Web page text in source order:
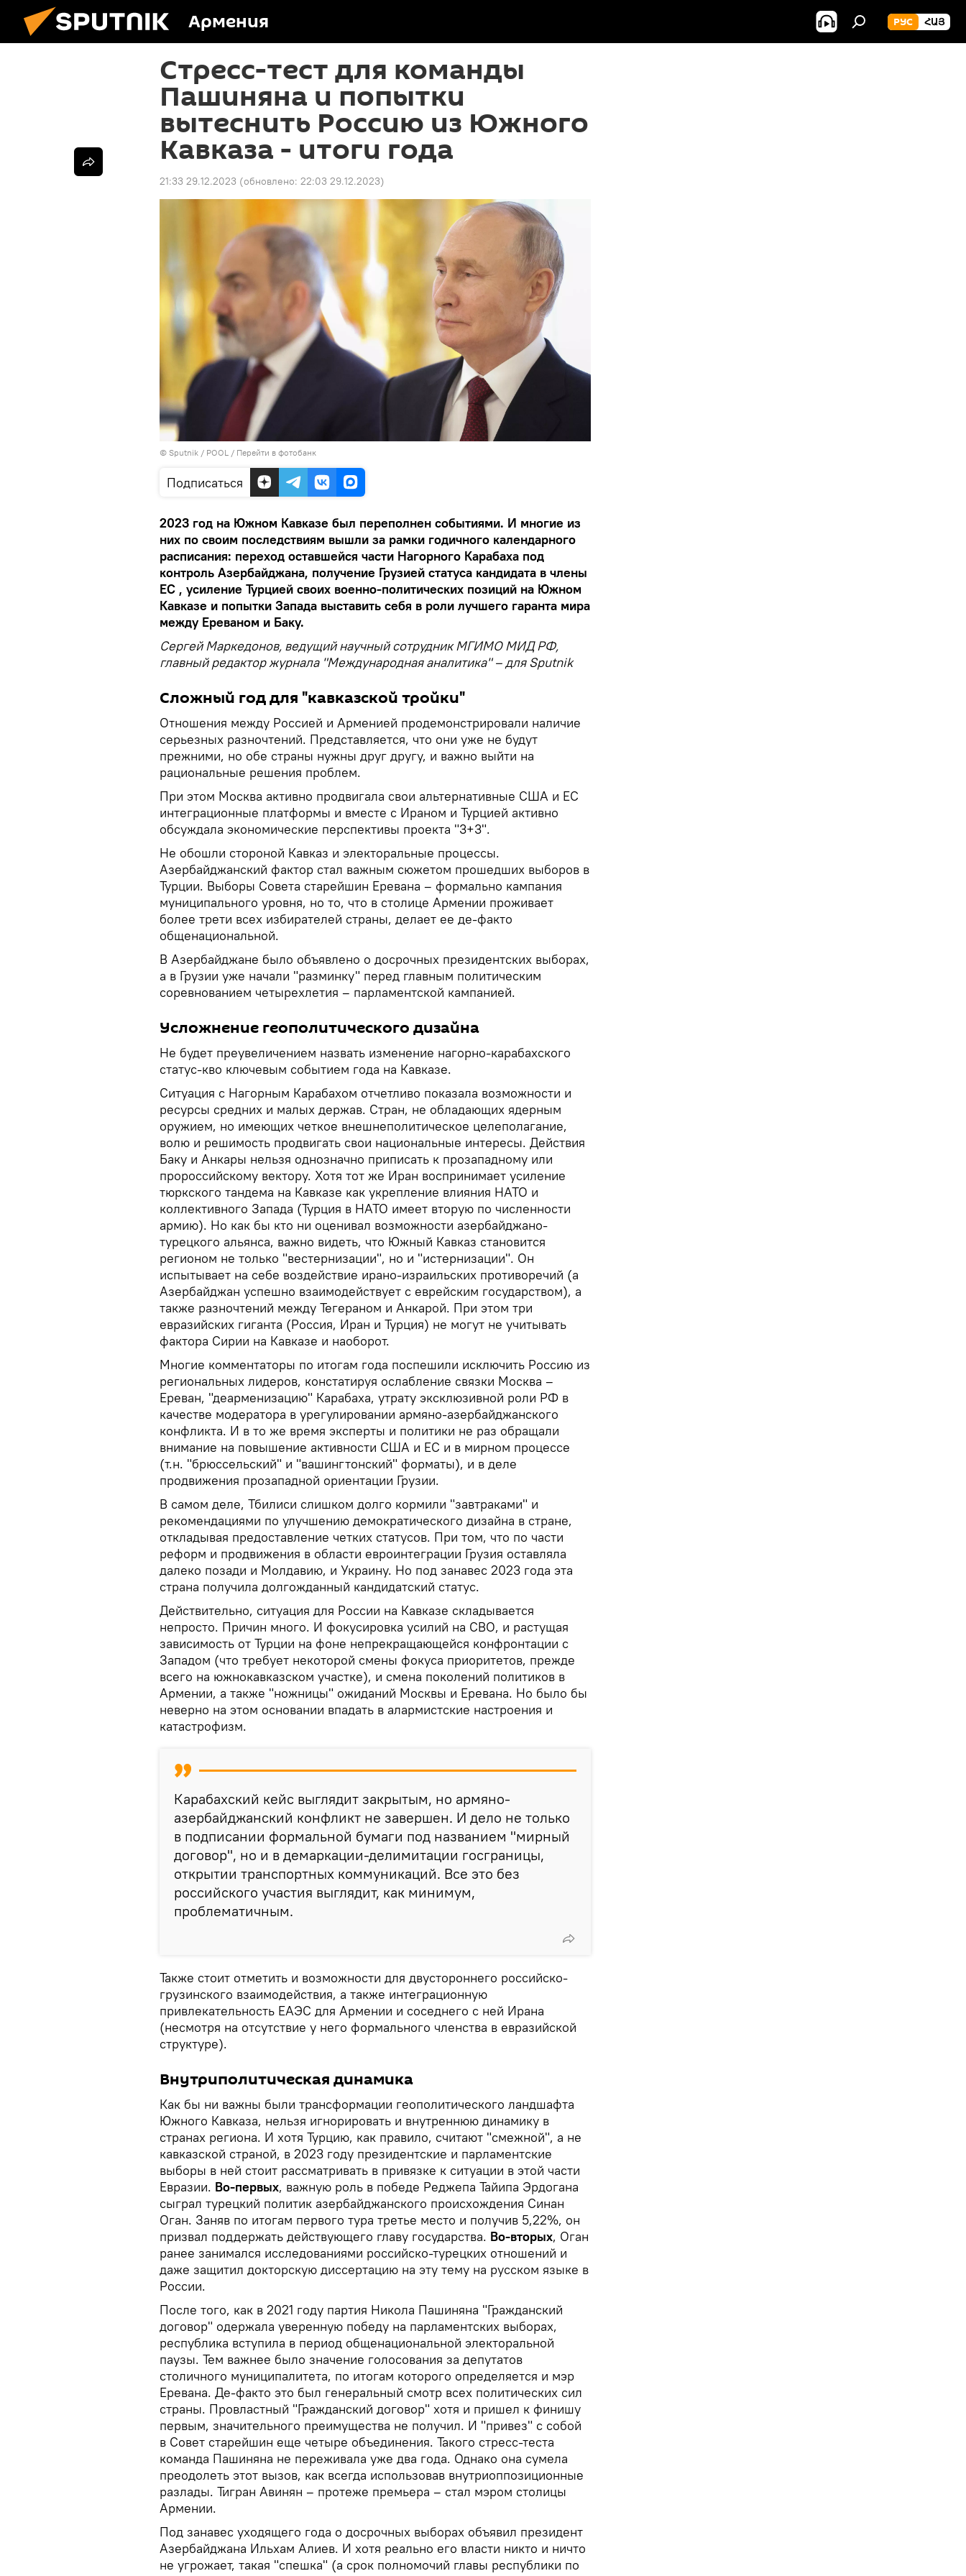
Армения РУС ՀԱՅ
Стресс-тест для команды
Пашиняна и попытки
вытеснить Россию из Южного
Кавказа - итоги года
21:33 29.12.2023 (обновлено: 22:03 29.12.2023)
© Sputnik / POOL / Перейти в фотобанк
Подписаться
2023 год на Южном Кавказе был переполнен событиями. И многие из
них по своим последствиям вышли за рамки годичного календарного
расписания: переход оставшейся части Нагорного Карабаха под
контроль Азербайджана, получение Грузией статуса кандидата в члены
ЕС , усиление Турцией своих военно-политических позиций на Южном
Кавказе и попытки Запада выставить себя в роли лучшего гаранта мира
между Ереваном и Баку.
Сергей Маркедонов, ведущий научный сотрудник МГИМО МИД РФ,
главный редактор журнала "Международная аналитика" – для Sputnik
Сложный год для "кавказской тройки"
Отношения между Россией и Арменией продемонстрировали наличие
серьезных разночтений. Представляется, что они уже не будут
прежними, но обе страны нужны друг другу, и важно выйти на
рациональные решения проблем.
При этом Москва активно продвигала свои альтернативные США и ЕС
интеграционные платформы и вместе с Ираном и Турцией активно
обсуждала экономические перспективы проекта "3+3".
Не обошли стороной Кавказ и электоральные процессы.
Азербайджанский фактор стал важным сюжетом прошедших выборов в
Турции. Выборы Совета старейшин Еревана – формально кампания
муниципального уровня, но то, что в столице Армении проживает
более трети всех избирателей страны, делает ее де-факто
общенациональной.
В Азербайджане было объявлено о досрочных президентских выборах,
а в Грузии уже начали "разминку" перед главным политическим
соревнованием четырехлетия – парламентской кампанией.
Усложнение геополитического дизайна
Не будет преувеличением назвать изменение нагорно-карабахского
статус-кво ключевым событием года на Кавказе.
Ситуация с Нагорным Карабахом отчетливо показала возможности и
ресурсы средних и малых держав. Стран, не обладающих ядерным
оружием, но имеющих четкое внешнеполитическое целеполагание,
волю и решимость продвигать свои национальные интересы. Действия
Баку и Анкары нельзя однозначно приписать к прозападному или
пророссийскому вектору. Хотя тот же Иран воспринимает усиление
тюркского тандема на Кавказе как укрепление влияния НАТО и
коллективного Запада (Турция в НАТО имеет вторую по численности
армию). Но как бы кто ни оценивал возможности азербайджано-
турецкого альянса, важно видеть, что Южный Кавказ становится
регионом не только "вестернизации", но и "истернизации". Он
испытывает на себе воздействие ирано-израильских противоречий (а
Азербайджан успешно взаимодействует с еврейским государством), а
также разночтений между Тегераном и Анкарой. При этом три
евразийских гиганта (Россия, Иран и Турция) не могут не учитывать
фактора Сирии на Кавказе и наоборот.
Многие комментаторы по итогам года поспешили исключить Россию из
региональных лидеров, констатируя ослабление связки Москва –
Ереван, "деарменизацию" Карабаха, утрату эксклюзивной роли РФ в
качестве модератора в урегулировании армяно-азербайджанского
конфликта. И в то же время эксперты и политики не раз обращали
внимание на повышение активности США и ЕС и в мирном процессе
(т.н. "брюссельский" и "вашингтонский" форматы), и в деле
продвижения прозападной ориентации Грузии.
В самом деле, Тбилиси слишком долго кормили "завтраками" и
рекомендациями по улучшению демократического дизайна в стране,
откладывая предоставление четких статусов. При том, что по части
реформ и продвижения в области евроинтеграции Грузия оставляла
далеко позади и Молдавию, и Украину. Но под занавес 2023 года эта
страна получила долгожданный кандидатский статус.
Действительно, ситуация для России на Кавказе складывается
непросто. Причин много. И фокусировка усилий на СВО, и растущая
зависимость от Турции на фоне непрекращающейся конфронтации с
Западом (что требует некоторой смены фокуса приоритетов, прежде
всего на южнокавказском участке), и смена поколений политиков в
Армении, а также "ножницы" ожиданий Москвы и Еревана. Но было бы
неверно на этом основании впадать в алармистские настроения и
катастрофизм.
Карабахский кейс выглядит закрытым, но армяно-
азербайджанский конфликт не завершен. И дело не только
в подписании формальной бумаги под названием "мирный
договор", но и в демаркации-делимитации госграницы,
открытии транспортных коммуникаций. Все это без
российского участия выглядит, как минимум,
проблематичным.
Также стоит отметить и возможности для двустороннего российско-
грузинского взаимодействия, а также интеграционную
привлекательность ЕАЭС для Армении и соседнего с ней Ирана
(несмотря на отсутствие у него формального членства в евразийской
структуре).
Внутриполитическая динамика
Как бы ни важны были трансформации геополитического ландшафта
Южного Кавказа, нельзя игнорировать и внутреннюю динамику в
странах региона. И хотя Турцию, как правило, считают "смежной", а не
кавказской страной, в 2023 году президентские и парламентские
выборы в ней стоит рассматривать в привязке к ситуации в этой части
Евразии. Во-первых, важную роль в победе Реджепа Тайипа Эрдогана
сыграл турецкий политик азербайджанского происхождения Синан
Оган. Заняв по итогам первого тура третье место и получив 5,22%, он
призвал поддержать действующего главу государства. Во-вторых, Оган
ранее занимался исследованиями российско-турецких отношений и
даже защитил докторскую диссертацию на эту тему на русском языке в
России.
После того, как в 2021 году партия Никола Пашиняна "Гражданский
договор" одержала уверенную победу на парламентских выборах,
республика вступила в период общенациональной электоральной
паузы. Тем важнее было значение голосования за депутатов
столичного муниципалитета, по итогам которого определяется и мэр
Еревана. Де-факто это был генеральный смотр всех политических сил
страны. Провластный "Гражданский договор" хотя и пришел к финишу
первым, значительного преимущества не получил. И "привез" с собой
в Совет старейшин еще четыре объединения. Такого стресс-теста
команда Пашиняна не переживала уже два года. Однако она сумела
преодолеть этот вызов, как всегда использовав внутриоппозиционные
разлады. Тигран Авинян – протеже премьера – стал мэром столицы
Армении.
Под занавес уходящего года о досрочных выборах объявил президент
Азербайджана Ильхам Алиев. И хотя реально его власти никто и ничто
не угрожает, такая "спешка" (а срок полномочий главы республики по